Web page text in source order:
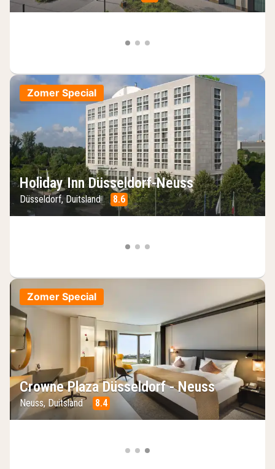
Zomer Special
Holiday Inn Düsseldorf-Neuss
Düsseldorf, Duitsland 8.6
Zomer Special
Crowne Plaza Düsseldorf - Neuss
Neuss, Duitsland 8.4